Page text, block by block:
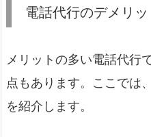
電話代行のデメリ
メリットの多い電話代行
点もあります。ここでは
を紹介します。